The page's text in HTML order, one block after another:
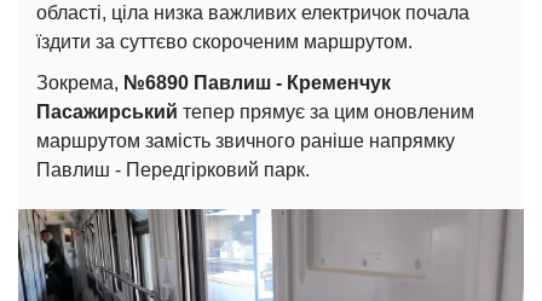
області, ціла низка важливих електричок почала
їздити за суттєво скороченим маршрутом.
Зокрема, №6890 Павлиш - Кременчук
Пасажирський тепер прямує за цим оновленим
маршрутом замість звичного раніше напрямку
Павлиш - Передгірковий парк.